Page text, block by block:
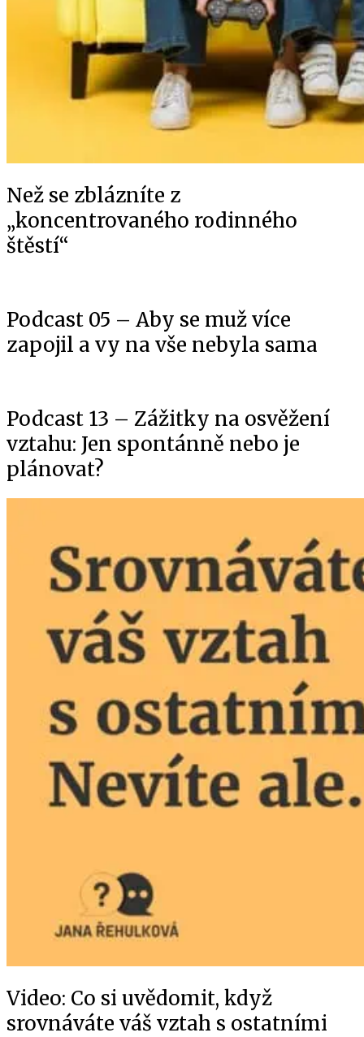
Než se zblázníte z
„koncentrovaného rodinného
štěstí“
Podcast 05 – Aby se muž více
zapojil a vy na vše nebyla sama
Podcast 13 – Zážitky na osvěžení
vztahu: Jen spontánně nebo je
plánovat?
Video: Co si uvědomit, když
srovnáváte váš vztah s ostatními